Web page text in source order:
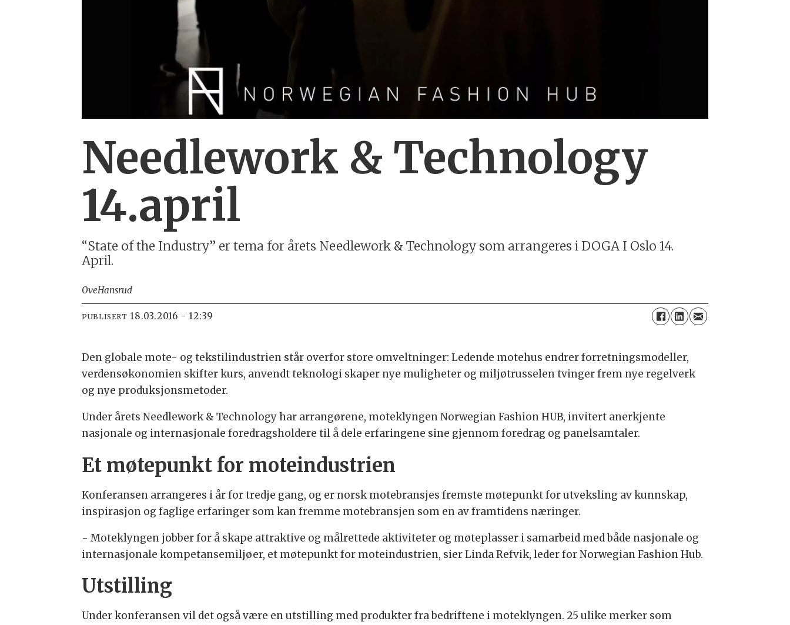
Needlework & Technology
14.april
“State of the Industry” er tema for årets Needlework & Technology som arrangeres i DOGA I Oslo 14.
April.
OveHansrud
PUBLISERT 18.03.2016 - 12:39
Den globale mote- og tekstilindustrien står overfor store omveltninger: Ledende motehus endrer forretningsmodeller,
verdensøkonomien skifter kurs, anvendt teknologi skaper nye muligheter og miljøtrusselen tvinger frem nye regelverk
og nye produksjonsmetoder.
Under årets Needlework & Technology har arrangørene, moteklyngen Norwegian Fashion HUB, invitert anerkjente
nasjonale og internasjonale foredragsholdere til å dele erfaringene sine gjennom foredrag og panelsamtaler.
Et møtepunkt for moteindustrien
Konferansen arrangeres i år for tredje gang, og er norsk motebransjes fremste møtepunkt for utveksling av kunnskap,
inspirasjon og faglige erfaringer som kan fremme motebransjen som en av framtidens næringer.
- Moteklyngen jobber for å skape attraktive og målrettede aktiviteter og møteplasser i samarbeid med både nasjonale og
internasjonale kompetansemiljøer, et møtepunkt for moteindustrien, sier Linda Refvik, leder for Norwegian Fashion Hub.
Utstilling
Under konferansen vil det også være en utstilling med produkter fra bedriftene i moteklyngen. 25 ulike merker som